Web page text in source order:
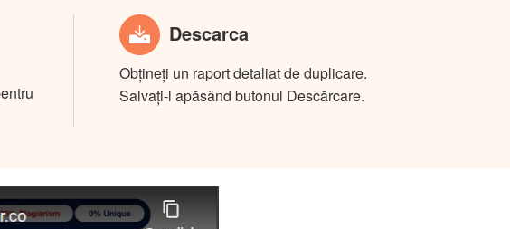
Descarca
Obțineți un raport detaliat de duplicare.
Salvați-l apăsând butonul Descărcare.